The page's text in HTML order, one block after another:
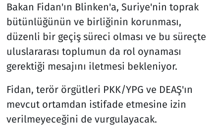
Bakan Fidan'ın Blinken'a, Suriye'nin toprak
bütünlüğünün ve birliğinin korunması,
düzenli bir geçiş süreci olması ve bu süreçte
uluslararası toplumun da rol oynaması
gerektiği mesajını iletmesi bekleniyor.
Fidan, terör örgütleri PKK/YPG ve DEAŞ'ın
mevcut ortamdan istifade etmesine izin
verilmeyeceğini de vurgulayacak.